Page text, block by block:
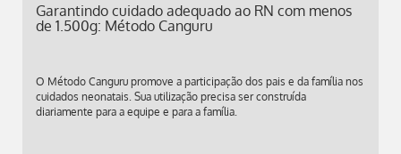
Garantindo cuidado adequado ao RN com menos
de 1.500g: Método Canguru
O Método Canguru promove a participação dos pais e da família nos
cuidados neonatais. Sua utilização precisa ser construída
diariamente para a equipe e para a família.